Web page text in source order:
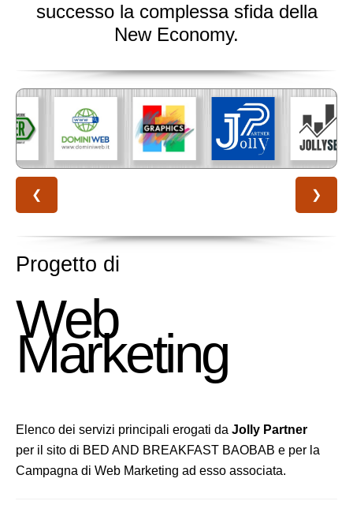
successo la complessa sfida della
New Economy.
❮ ❯
Progetto di
Web
Marketing
Elenco dei servizi principali erogati da Jolly Partner
per il sito di BED AND BREAKFAST BAOBAB e per la
Campagna di Web Marketing ad esso associata.